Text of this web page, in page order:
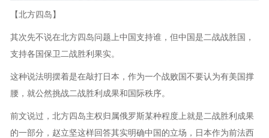
【北方四岛】
其次先不说在北方四岛问题上中国支持谁，但中国是二战战胜国，
支持各国保卫二战胜利果实。
这种说法明摆着是在敲打日本，作为一个战败国不要认为有美国撑
腰，就公然挑战二战胜利成果和国际秩序。
前文说过，北方四岛主权归属俄罗斯某种程度上就是二战胜利成果
的一部分，赵立坚这样回答其实明确中国的立场，日本作为前法西